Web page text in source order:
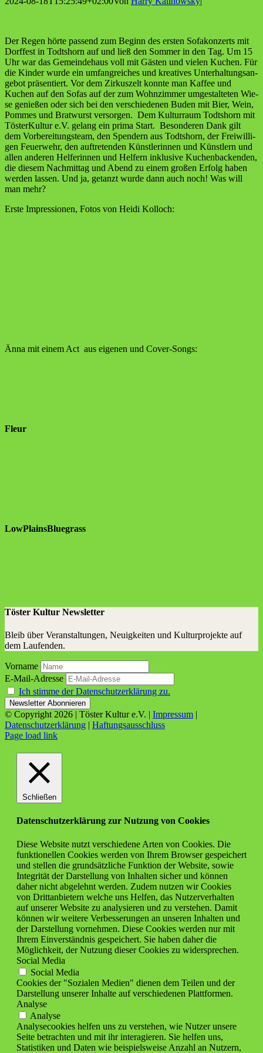
Der Regen hör­te pas­send zum Beginn des ers­ten Sofa­kon­zerts mit
Dorf­fest in Todtshorn auf und ließ den Som­mer in den Tag. Um 15
Uhr war das Gemein­de­haus voll mit Gäs­ten und vie­len Kuchen. Für
die Kin­der wur­de ein umfang­rei­ches und krea­ti­ves Unter­hal­tungs­an­
ge­bot prä­sen­tiert. Vor dem Zir­kus­zelt konn­te man Kaf­fee und
Kuchen auf den Sofas auf der zum Wohn­zim­mer umge­stal­te­ten Wie­
se genie­ßen oder sich bei den ver­schie­de­nen Buden mit Bier, Wein,
Pom­mes und Brat­wurst ver­sor­gen. Dem Kul­tur­raum Todtshorn mit
Tös­ter­Kul­tur e.V. gelang ein pri­ma Start. Beson­de­ren Dank gilt
dem Vor­be­rei­tungs­team, den Spen­dern aus Todtshorn, der Frei­wil­li­
gen Feu­er­wehr, den auf­tre­ten­den Künst­le­rin­nen und Künst­lern und
allen ande­ren Hel­fe­rin­nen und Hel­fern inklu­si­ve Kuchen­ba­cken­den,
die die­sem Nach­mit­tag und Abend zu einem gro­ßen Erfolg haben
wer­den las­sen. Und ja, getanzt wur­de dann auch noch! Was will
man mehr?
Ers­te Impres­sio­nen, Fotos von Hei­di Kolloch:
Änna mit einem Act aus eige­nen und Cover-Songs:
Fleur
Low­P­lains­Blue­grass
Töster Kultur Newsletter
Bleib über Veranstaltungen, Neuigkeiten und Kulturprojekte auf
dem Laufenden.
Vorname
E-Mail-Adresse
Ich stimme der Datenschutzerklärung zu.
© Copyright 2026 | Töster Kultur e.V. | Impressum |
Datenschutzerklärung | Haftungsausschluss
Facebook
X
Instagram
YouTube
Page load link
Schließen
Datenschutzerklärung zur Nutzung von Cookies
Diese Website nutzt verschiedene Arten von Cookies. Die
funktionellen Cookies werden von Ihrem Browser gespeichert
und stellen die grundsätzliche Funktion der Website, sowie
Integrität der Darstellung von Inhalten sicher und können
daher nicht abgelehnt werden. Zudem nutzen wir Cookies
von Drittanbietern welche uns Helfen, das Nutzerverhalten
auf unserer Website zu analysieren und zu verstehen. Damit
können wir weitere Verbesserungen an unseren Inhalten und
der Darstellung vornehmen. Diese Cookies werden nur mit
Ihrem Einverständnis gespeichert. Sie haben daher die
Möglichkeit, der Nutzung dieser Cookies zu widersprechen.
Social Media
Social Media
Cookies der "Sozialen Medien" dienen dem Teilen und der
Darstellung unserer Inhalte auf verschiedenen Plattformen.
Analyse
Analyse
Analysecookies helfen uns zu verstehen, wie Nutzer unsere
Seite betrachten und mit ihr interagieren. Sie helfen uns,
Statistiken und Daten wie beispielsweise Anzahl an Nutzern,